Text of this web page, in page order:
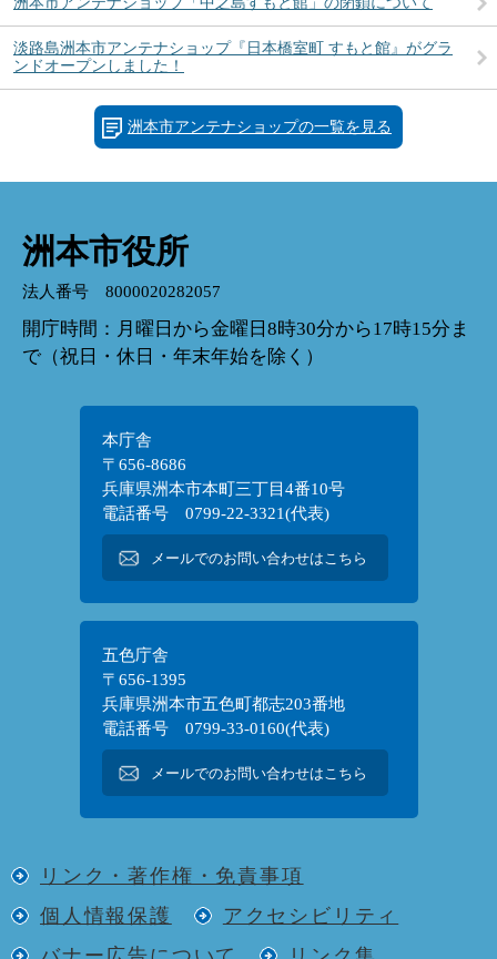
淡路島洲本市アンテナショップ『日本橋室町 すもと館』がグラ
ンドオープンしました！
洲本市アンテナショップの一覧を見る
洲本市役所
法人番号 8000020282057
開庁時間：月曜日から金曜日8時30分から17時15分ま
で（祝日・休日・年末年始を除く）
本庁舎
〒656-8686
兵庫県洲本市本町三丁目4番10号
電話番号 0799-22-3321(代表)
メールでのお問い合わせはこちら
五色庁舎
〒656-1395
兵庫県洲本市五色町都志203番地
電話番号 0799-33-0160(代表)
メールでのお問い合わせはこちら
リンク・著作権・免責事項
個人情報保護
アクセシビリティ